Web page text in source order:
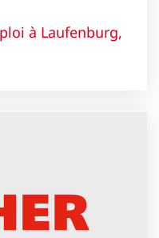
à Laufenburg,